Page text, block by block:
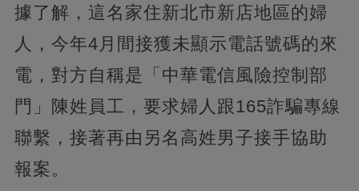
據了解，這名家住新北市新店地區的婦
人，今年4月間接獲未顯示電話號碼的來
電，對方自稱是「中華電信風險控制部
門」陳姓員工，要求婦人跟165詐騙專線
聯繫，接著再由另名高姓男子接手協助
報案。